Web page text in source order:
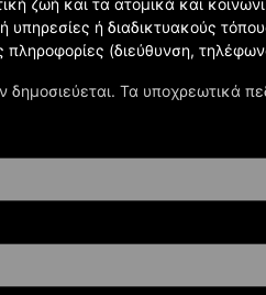
δημοσιεύεται. Τα υποχρεωτικά
ζωή και τα ατομικά και
υπηρεσίες ή διαδικτυακούς
πληροφορίες (διεύθυνση,